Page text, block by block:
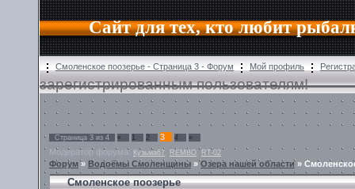
Сайт для тех, кто любит
Смоленское поозерье - Страница 3 - Форум Мой профиль
зарегистрированным пользователям!
Страница 3 из 4 « 1 2 3 4 »
Модератор форума: Кузьма67 REMBO , RT-02
Форум» Водоёмы Смоленщины »Озера нашей области»
Смоленское поозерье